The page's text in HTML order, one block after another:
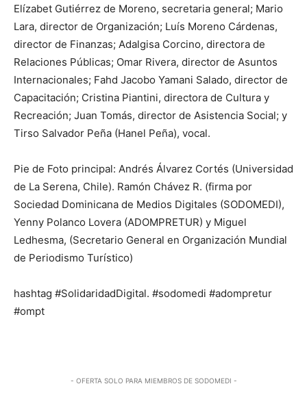
Elízabet Gutiérrez de Moreno, secretaria general; Mario
Lara, director de Organización; Luís Moreno Cárdenas,
director de Finanzas; Adalgisa Corcino, directora de
Relaciones Públicas; Omar Rivera, director de Asuntos
Internacionales; Fahd Jacobo Yamani Salado, director de
Capacitación; Cristina Piantini, directora de Cultura y
Recreación; Juan Tomás, director de Asistencia Social; y
Tirso Salvador Peña (Hanel Peña), vocal.
Pie de Foto principal: Andrés Álvarez Cortés (Universidad
de La Serena, Chile). Ramón Chávez R. (firma por
Sociedad Dominicana de Medios Digitales (SODOMEDI),
Yenny Polanco Lovera (ADOMPRETUR) y Miguel
Ledhesma, (Secretario General en Organización Mundial
de Periodismo Turístico)
hashtag #SolidaridadDigital. #sodomedi #adompretur
#ompt
- OFERTA SOLO PARA MIEMBROS DE SODOMEDI -